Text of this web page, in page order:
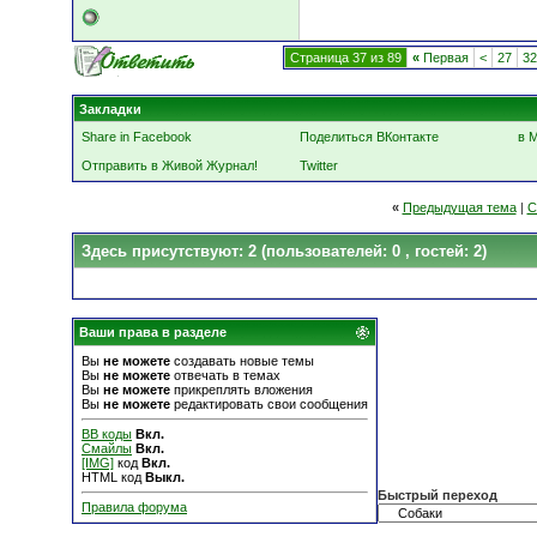
Страница 37 из 89 « Первая < 27 32
Закладки
Share in Facebook
Поделиться ВКонтакте
в
Отправить в Живой Журнал!
Twitter
« Предыдущая тема|
Здесь присутствуют: 2 (пользователей: 0 , гостей: 2)
Ваши права в разделе
Вы не можете создавать новые темы
Вы не можете отвечать в темах
Вы не можете прикреплять вложения
Вы не можете редактировать свои сообщения
BB коды Вкл.
Смайлы Вкл.
[IMG] код Вкл.
HTML код Выкл.
Правила форума
Быстрый переход